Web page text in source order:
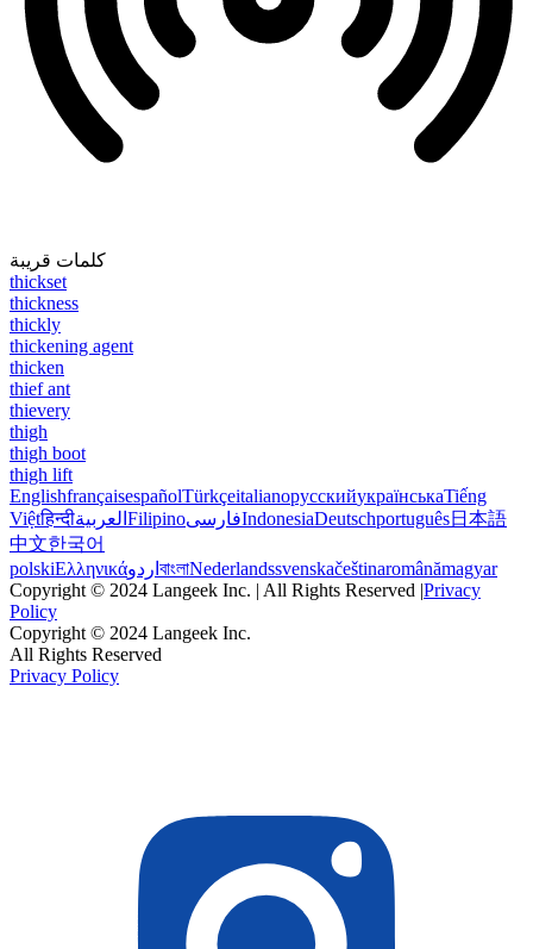
كلمات قريبة
thickset
thickness
thickly
thickening agent
thicken
thief ant
thievery
thigh
thigh boot
thigh lift
EnglishfrançaisespañolTürkçeitalianoрусскийукраїнськаTiếng
Việtहिन्दीالعربية FilipinoفارسیIndonesiaDeutschportuguês日本語
中文한국어
polskiΕλληνικάاردو বাংলাNederlandssvenskačeštinaromânămagyar
Copyright © 2024 Langeek Inc. | All Rights Reserved |Privacy
Policy
Copyright © 2024 Langeek Inc.
All Rights Reserved
Privacy Policy